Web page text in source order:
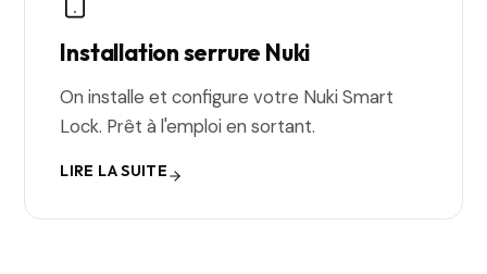
Installation serrure Nuki
On installe et configure votre Nuki Smart
Lock. Prêt à l'emploi en sortant.
LIRE LA SUITE